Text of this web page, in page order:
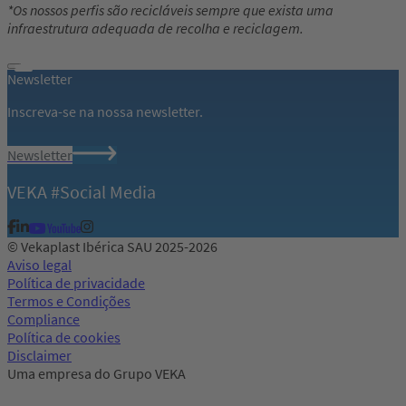
*Os nossos perfis são recicláveis sempre que exista uma
infraestrutura adequada de recolha e reciclagem.
Newsletter
Inscreva-se na nossa newsletter.
Newsletter
VEKA #Social Media
© Vekaplast Ibérica SAU 2025-2026
Aviso legal
Política de privacidade
Termos e Condições
Compliance
Política de cookies
Disclaimer
Uma empresa do Grupo VEKA